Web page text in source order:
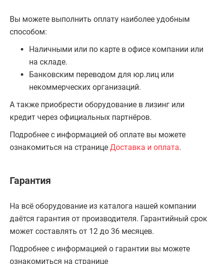
Вы можете выполнить оплату наиболее удобным
способом:
Наличными или по карте в офисе компании или
на складе.
Банковским переводом для юр.лиц или
некоммерческих организаций.
А также приобрести оборудование в лизинг или
кредит через официальных партнёров.
Подробнее с информацией об оплате вы можете
ознакомиться на странице Доставка и оплата.
Гарантия
На всё оборудование из каталога нашей компании
даётся гарантия от производителя. Гарантийный срок
может составлять от 12 до 36 месяцев.
Подробнее с информацией о гарантии вы можете
ознакомиться на странице